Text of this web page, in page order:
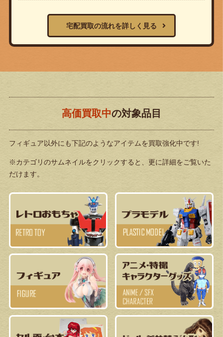
宅配買取の流れを詳しく見る
高価買取中の対象品目
フィギュア以外にも下記のようなアイテムを買取強化中です!
※カテゴリのサムネイルをクリックすると、更に詳細をご覧いた
だけます。